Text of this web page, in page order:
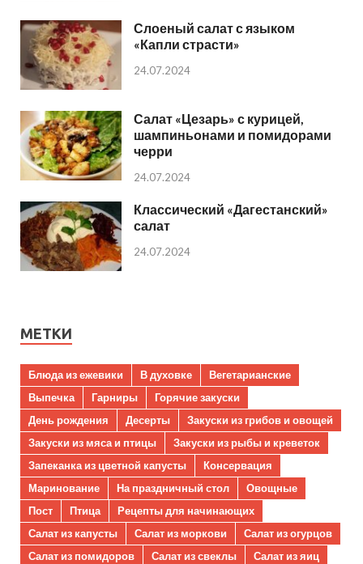
Слоеный салат с языком
«Капли страсти»
24.07.2024
Салат «Цезарь» с курицей,
шампиньонами и помидорами
черри
24.07.2024
Классический «Дагестанский»
салат
24.07.2024
МЕТКИ
Блюда из ежевики В духовке
Вегетарианские
Выпечка
Гарниры
Горячие закуски
День рождения
Десерты
Закуски из грибов и овощей
Закуски из мяса и птицы
Закуски из рыбы и креветок
Запеканка из цветной капусты
Консервация
Маринование
На праздничный стол
Овощные
Пост
Птица
Рецепты для начинающих
Салат из капусты
Салат из моркови
Салат из огурцов
Салат из помидоров
Салат из свеклы
Салат из яиц